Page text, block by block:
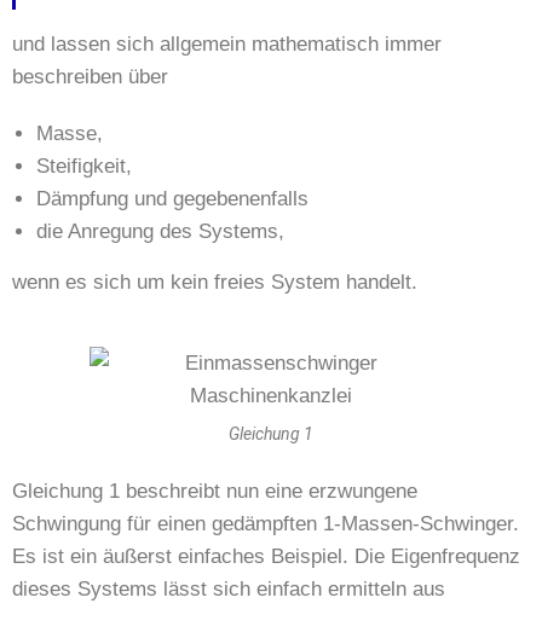
und lassen sich allgemein mathematisch immer
beschreiben über
Masse,
Steifigkeit,
Dämpfung und gegebenenfalls
die Anregung des Systems,
wenn es sich um kein freies System handelt.
Gleichung 1
Gleichung 1 beschreibt nun eine erzwungene
Schwingung für einen gedämpften 1-Massen-Schwinger.
Es ist ein äußerst einfaches Beispiel. Die Eigenfrequenz
dieses Systems lässt sich einfach ermitteln aus